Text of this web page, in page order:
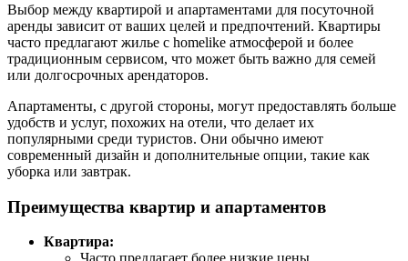
Выбор между квартирой и апартаментами для посуточной
аренды зависит от ваших целей и предпочтений. Квартиры
часто предлагают жилье с homelike атмосферой и более
традиционным сервисом, что может быть важно для семей
или долгосрочных арендаторов.
Апартаменты, с другой стороны, могут предоставлять больше
удобств и услуг, похожих на отели, что делает их
популярными среди туристов. Они обычно имеют
современный дизайн и дополнительные опции, такие как
уборка или завтрак.
Преимущества квартир и апартаментов
Квартира: